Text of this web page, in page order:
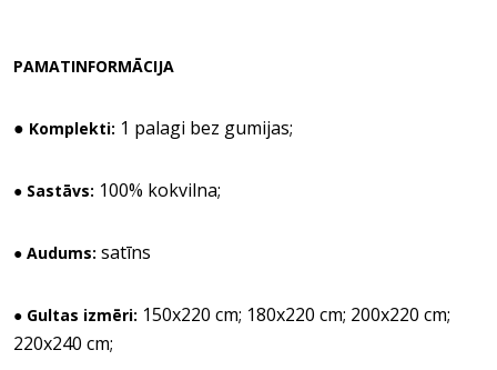
PAMATINFORMĀCIJA
● Komplekti: 1 palagi bez gumijas;
● Sastāvs: 100% kokvilna;
● Audums: satīns
● Gultas izmēri: 150x220 cm; 180x220 cm; 200x220 cm;
220x240 cm;